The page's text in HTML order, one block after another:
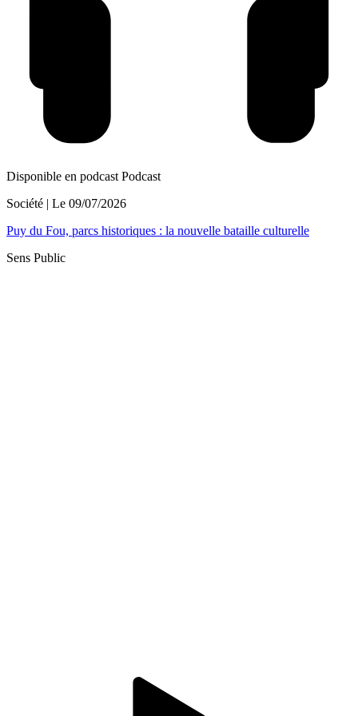
Disponible en podcast Podcast
Société | Le 09/07/2026
Puy du Fou, parcs historiques : la nouvelle bataille culturelle
Sens Public